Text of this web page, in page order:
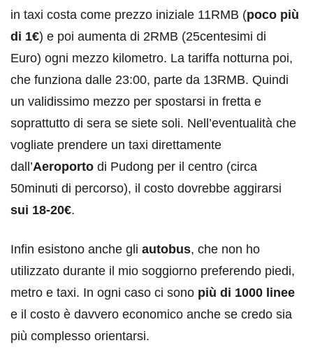
in taxi costa come prezzo iniziale 11RMB (poco più
di 1€) e poi aumenta di 2RMB (25centesimi di
Euro) ogni mezzo kilometro. La tariffa notturna poi,
che funziona dalle 23:00, parte da 13RMB. Quindi
un validissimo mezzo per spostarsi in fretta e
soprattutto di sera se siete soli. Nell’eventualità che
vogliate prendere un taxi direttamente
dall’Aeroporto di Pudong per il centro (circa
50minuti di percorso), il costo dovrebbe aggirarsi
sui 18-20€.
Infin esistono anche gli autobus, che non ho
utilizzato durante il mio soggiorno preferendo piedi,
metro e taxi. In ogni caso ci sono più di 1000 linee
e il costo è davvero economico anche se credo sia
più complesso orientarsi.